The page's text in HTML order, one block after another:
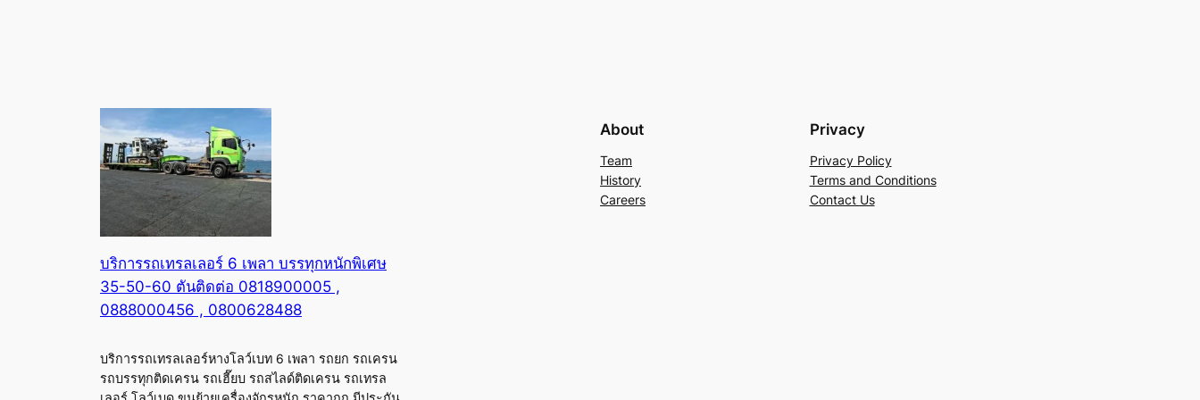
บริการรถเทรลเลอร์ 6 เพลา บรรทุกหนักพิเศษ
35-50-60 ตันติดต่อ 0818900005 ,
0888000456 , 0800628488
บริการรถเทรลเลอร์หางโลว์เบท 6 เพลา รถยก รถเครน
รถบรรทุกติดเครน รถเฮี๊ยบ รถสไลด์ติดเครน รถเทรล
About
Team
History
Careers
Privacy
Privacy Policy
Terms and Conditions
Contact Us